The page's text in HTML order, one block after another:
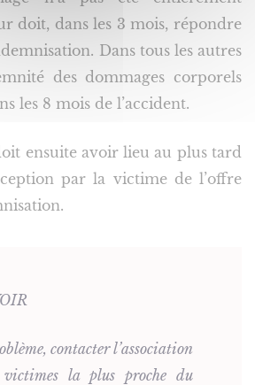
doit, dans les 3 mois, répondre
Dans tous les autres
des dommages corporels
les 8 mois de l’accident.
ensuite avoir lieu au plus tard
par la victime de l’offre
contacter l’association
victimes la plus proche du